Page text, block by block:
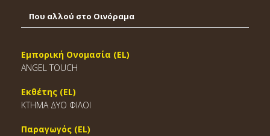
Που αλλού στο Οινόραμα
Εμπορική Ονομασία (EL)
ANGEL TOUCH
Εκθέτης (EL)
ΚΤΗΜΑ ΔΥΟ ΦΙΛΟΙ
Παραγωγός (EL)